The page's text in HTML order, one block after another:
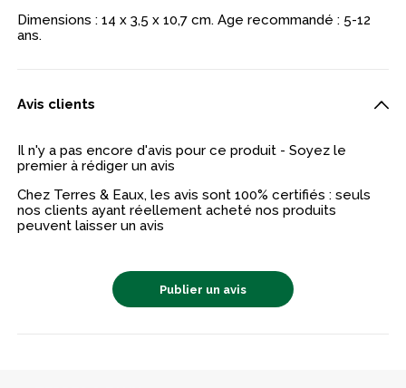
Dimensions : 14 x 3,5 x 10,7 cm. Age recommandé : 5-12
ans.
Avis clients
Il n'y a pas encore d'avis pour ce produit - Soyez le
premier à rédiger un avis
Chez Terres & Eaux, les avis sont 100% certifiés : seuls
nos clients ayant réellement acheté nos produits
peuvent laisser un avis
Publier un avis